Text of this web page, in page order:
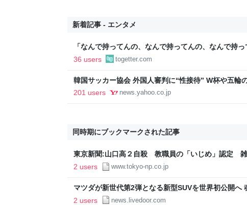
新着記事 - エンタメ
「なんで持ってんの、なんで持ってんの、なんで持
いかわ』入場者特典のボンボンドロップシールが配布
36 users togetter.com
韓国サッカー協会 外国人審判に“性接待” W杯や五輪
間で10人余に対し JNN報告書入手（TBS NEWS DIG
201 users news.yahoo.co.jp
同時期にブックマークされた記事
東京新聞:山口高２自殺 教職員の「いじめ」認定
(TOKYO Web)
2 users www.tokyo-np.co.jp
マツダが新世代第2弾となる新型SUVを世界初公開へ
イブドアニュース
2 users news.livedoor.com